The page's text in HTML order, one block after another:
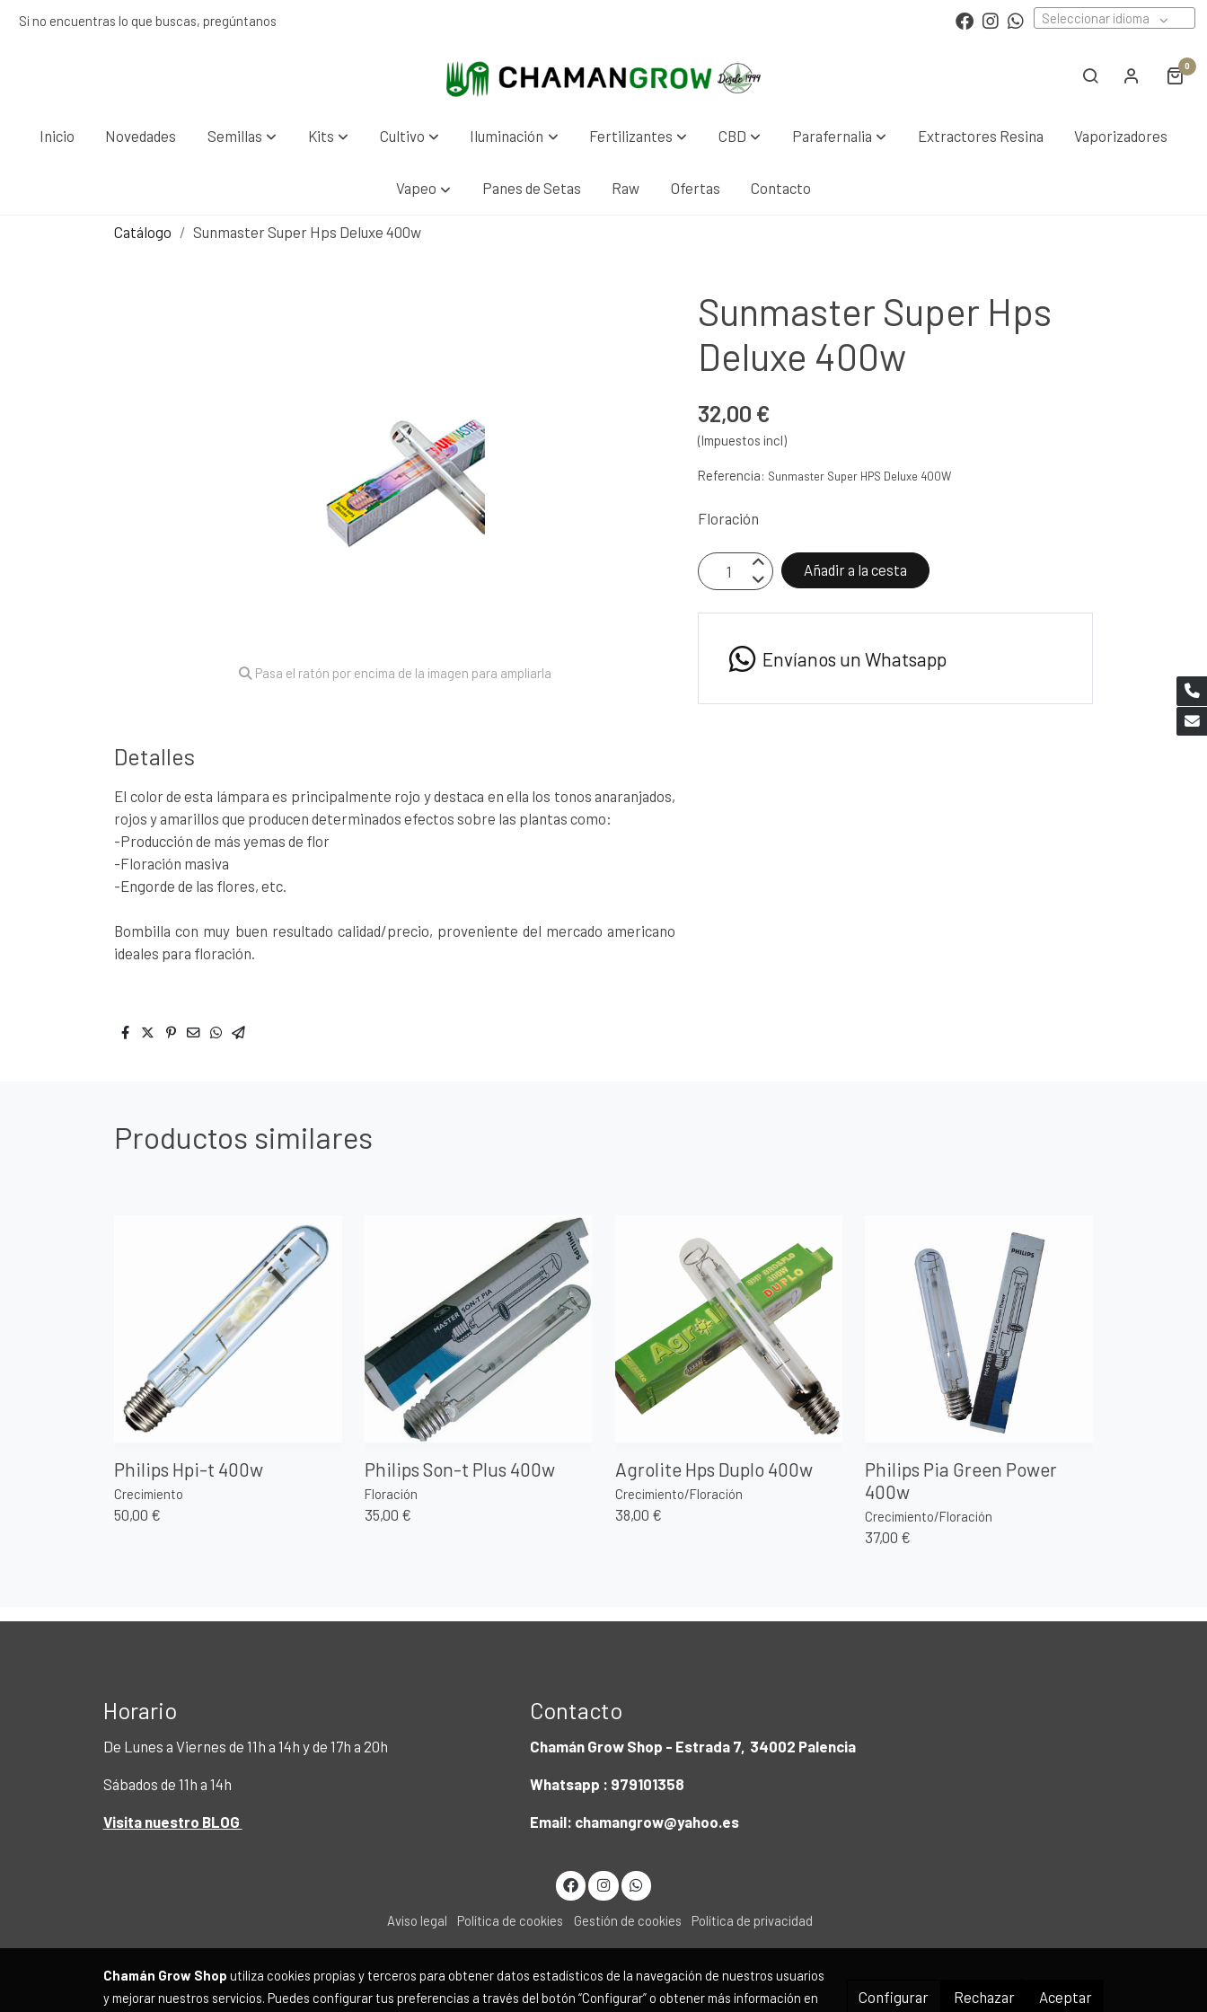
Si no encuentras lo que buscas, pregúntanos Seleccionar idioma
0
Inicio Novedades Semillas Kits Cultivo Iluminación Fertilizantes CBD Parafernalia Extractores Resina Vaporizadores
Vapeo Panes de Setas Raw Ofertas Contacto
Catálogo Sunmaster Super Hps Deluxe 400w
Pasa el ratón por encima de la imagen para ampliarla
Detalles
El color de esta lámpara es principalmente rojo y destaca en ella los tonos anaranjados,
rojos y amarillos que producen determinados efectos sobre las plantas como:
-Producción de más yemas de flor
-Floración masiva
-Engorde de las flores, etc.
Bombilla con muy buen resultado calidad/precio, proveniente del mercado americano
ideales para floración.
Sunmaster Super Hps
Deluxe 400w
32,00 €
(Impuestos incl)
Referencia: Sunmaster Super HPS Deluxe 400W
Floración
Añadir a la cesta
Envíanos un Whatsapp
Productos similares
Philips Hpi-t 400w
Crecimiento
50,00 €
Philips Son-t Plus 400w
Floración
35,00 €
Agrolite Hps Duplo 400w
Crecimiento/Floración
38,00 €
Philips Pia Green Power
400w
Crecimiento/Floración
37,00 €
Horario
De Lunes a Viernes de 11h a 14h y de 17h a 20h
Sábados de 11h a 14h
Visita nuestro BLOG
Contacto
Chamán Grow Shop - Estrada 7, 34002 Palencia
Whatsapp : 979101358
Email: chamangrow@yahoo.es
Aviso legal Política de cookies Gestión de cookies Política de privacidad
Chamán Grow Shop utiliza cookies propias y terceros para obtener datos estadísticos de la navegación de nuestros usuarios
y mejorar nuestros servicios. Puedes configurar tus preferencias a través del botón “Configurar” o obtener más información en
Configurar Rechazar Aceptar